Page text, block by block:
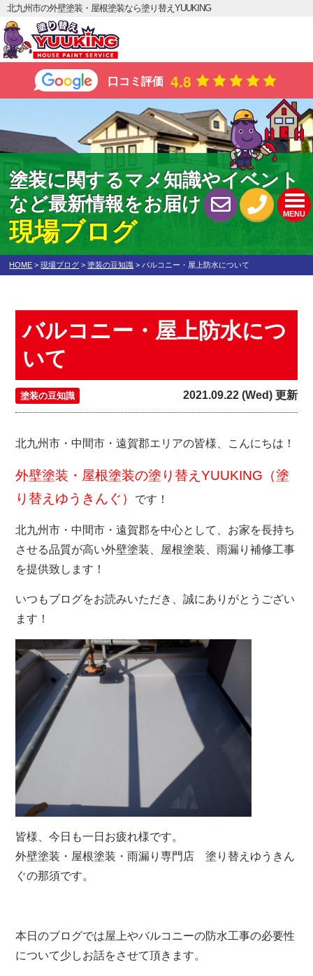
北九州市の外壁塗装・屋根塗装なら塗り替えYUUKING
MENU
口コミ評価 4.8
塗装に関するマメ知識やイベント
など最新情報をお届けします！
現場ブログ
HOME >現場ブログ >塗装の豆知識 > バルコニー・屋上防水について
バルコニー・屋上防水につ
いて
塗装の豆知識 2021.09.22 (Wed) 更新
北九州市・中間市・遠賀郡エリアの皆様、こんにちは！
外壁塗装・屋根塗装の塗り替えYUUKING（塗
り替えゆうきんぐ）
です！
北九州市・中間市・遠賀郡を中心として、お家を長持ち
させる品質が高い外壁塗装、屋根塗装、雨漏り補修工事
を提供致します！
いつもブログをお読みいただき、誠にありがとうござい
ます！
皆様、今日も一日お疲れ様です。
外壁塗装・屋根塗装・雨漏り専門店 塗り替えゆうきん
ぐの那須です。
本日のブログでは屋上やバルコニーの防水工事の必要性
について少しお話をさせて頂きます。